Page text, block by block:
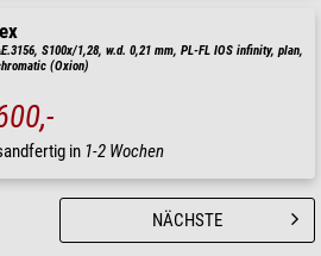
S100x/1,28, w.d. 0,21 mm, PL-FL IOS infinity, plan,
(Oxion)
in 1-2 Wochen
NÄCHSTE